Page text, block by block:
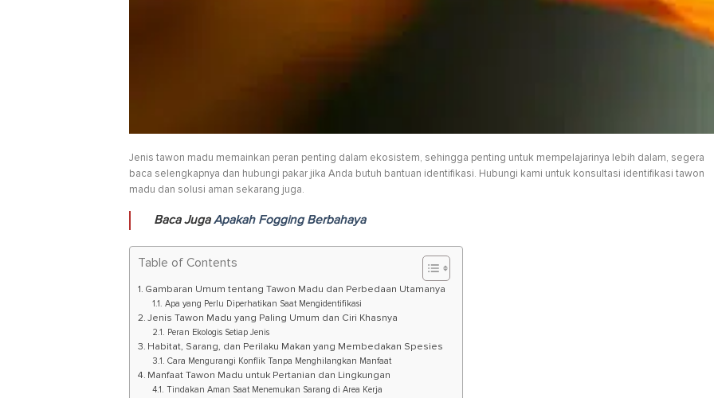
Jenis tawon madu memainkan peran penting dalam ekosistem, sehingga penting untuk mempelajarinya lebih dalam, segera
baca selengkapnya dan hubungi pakar jika Anda butuh bantuan identifikasi. Hubungi kami untuk konsultasi identifikasi tawon
madu dan solusi aman sekarang juga.
Baca JugaApakah Fogging Berbahaya
Table of Contents
Gambaran Umum tentang Tawon Madu dan Perbedaan Utamanya
Apa yang Perlu Diperhatikan Saat Mengidentifikasi
Jenis Tawon Madu yang Paling Umum dan Ciri Khasnya
Peran Ekologis Setiap Jenis
Habitat, Sarang, dan Perilaku Makan yang Membedakan Spesies
Cara Mengurangi Konflik Tanpa Menghilangkan Manfaat
Manfaat Tawon Madu untuk Pertanian dan Lingkungan
Tindakan Aman Saat Menemukan Sarang di Area Kerja